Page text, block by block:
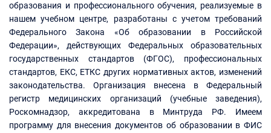
образования и профессионального обучения, реализуемые в
нашем учебном центре, разработаны с учетом требований
Федерального Закона «Об образовании в Российской
Федерации», действующих Федеральных образовательных
государственных стандартов (ФГОС), профессиональных
стандартов, ЕКС, ЕТКС других нормативных актов, изменений
законодательства. Организация внесена в Федеральный
регистр медицинских организаций (учебные заведения),
Роскомнадзор, аккредитована в Минтруда РФ. Имеем
программу для внесения документов об образовании в ФИС